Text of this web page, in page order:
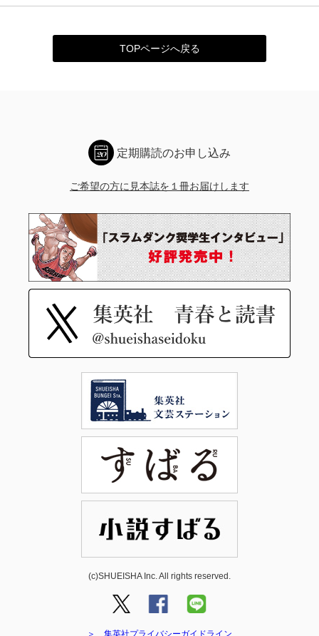
TOPページへ戻る
定期購読のお申し込み
ご希望の方に見本誌を１冊お届けします
(c)SHUEISHA Inc. All rights reserved.